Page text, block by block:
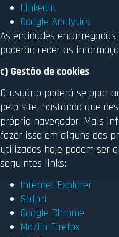
LinkedIn
Google Analytics
As entidades
poderão ceder as
c) Gestão de cookies
O usuário poderá se opor
pelo site, bastando que
próprio navegador. Mais
fazer isso em alguns dos
utilizados hoje podem ser
seguintes links:
Internet Explorer
Safari
Google Chrome
Mozila Firefox